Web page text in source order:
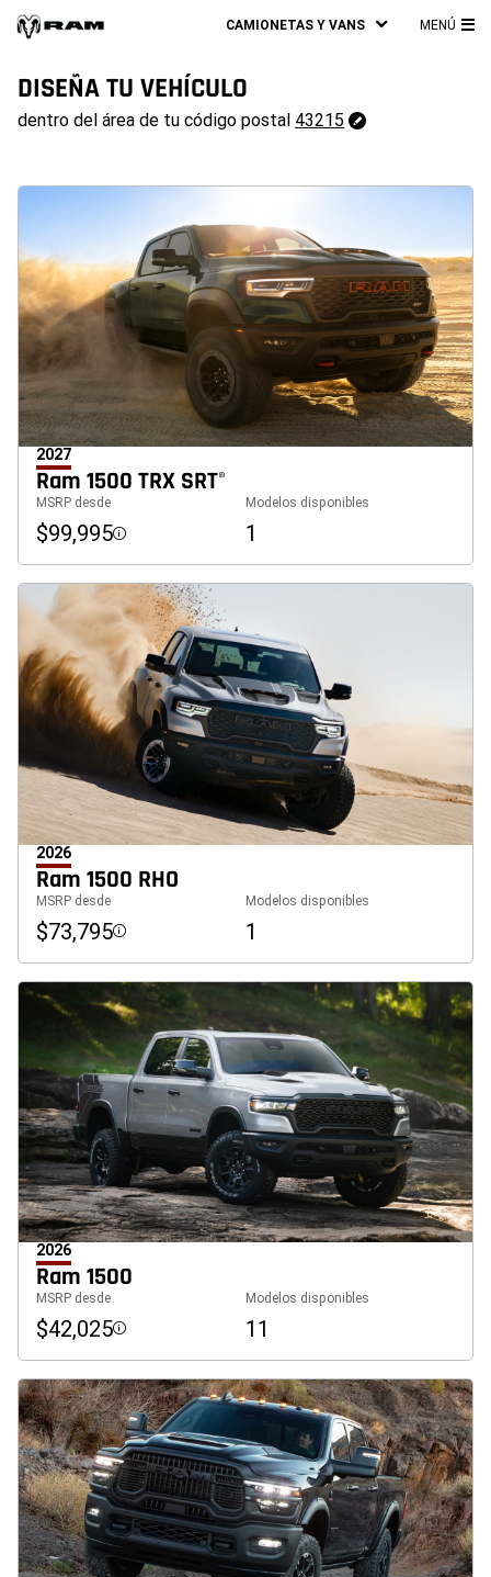
CAMIONETAS Y VANS MENÚ
DISEÑA TU VEHÍCULO
43215
dentro del área de tu código postal 43215
2027
Ram 1500 TRX SRT®
MSRP desde
$99,995 Disclosure
Modelos disponibles
1
2026
Ram 1500 RHO
MSRP desde
$73,795 Disclosure
Modelos disponibles
1
2026
Ram 1500
MSRP desde
$42,025 Disclosure
Modelos disponibles
11